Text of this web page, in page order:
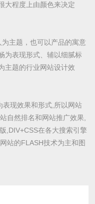
大程度上由颜色来决定
主题，也可以产品的寓意
为表现形式、辅以细腻标
主题的行业网站设计效
现效果和形式,所以网站
自然排名和网站推广效果,
,DIV+CSS在各大搜索引擎
站的FLASH技术为主和图